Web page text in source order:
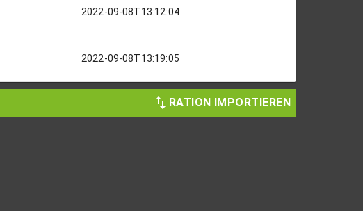
2022-09-08T13:12:04
2022-09-08T13:19:05
RATION IMPORTIEREN